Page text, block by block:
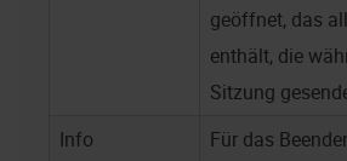
geöffnet, das
enthält, die
Sitzung
Info
Für das